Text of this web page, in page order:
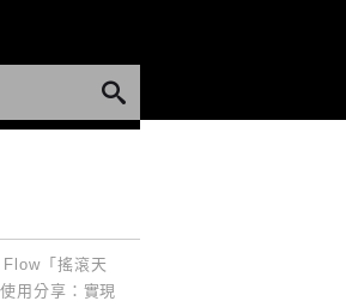
「搖滾天
用分享：實現